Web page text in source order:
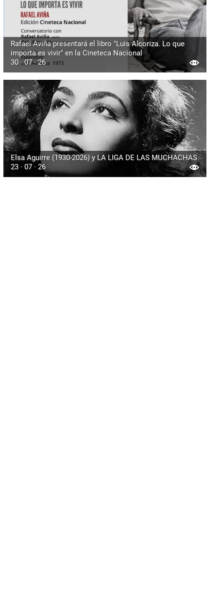
Rafael Aviña presentará el libro "Luis Alcoriza. Lo que
importa es vivir" en la Cineteca Nacional
30 · 07 · 26
Elsa Aguirre (1930-2026) y LA LIGA DE LAS MUCHACHAS
23 · 07 · 26